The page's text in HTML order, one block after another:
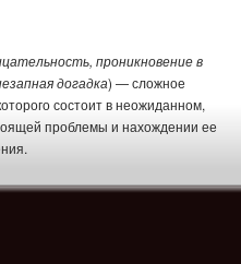
проникновение в
догадка) — сложное
состоит в неожиданном,
проблемы и нахождении ее